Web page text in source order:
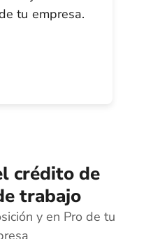
tu empresa.
crédito de
trabajo
y en Pro de tu